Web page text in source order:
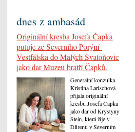
dnes z ambasád
Originální kresba Josefa Čapka
putuje ze Severního Porýní-
Vestfálska do Malých Svatoňovic
jako dar Muzeu bratří Čapků.
Generální konzulka
Kristina Larischová
přijala originální
kresbu Josefa Čapka
jako dar od Krystyny
Stein, která žije v
Dürenu v Severním